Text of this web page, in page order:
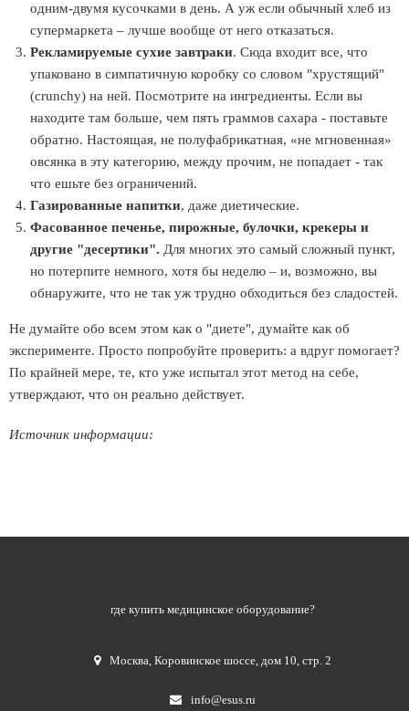
одним-двумя кусочками в день. А уж если обычный хлеб из
супермаркета – лучше вообще от него отказаться.
Рекламируемые сухие завтраки. Сюда входит все, что
упаковано в симпатичную коробку со словом "хрустящий"
(crunchy) на ней. Посмотрите на ингредиенты. Если вы
находите там больше, чем пять граммов сахара - поставьте
обратно. Настоящая, не полуфабрикатная, «не мгновенная»
овсянка в эту категорию, между прочим, не попадает - так
что ешьте без ограничений.
Газированные напитки, даже диетические.
Фасованное печенье, пирожные, булочки, крекеры и
другие "десертики". Для многих это самый сложный пункт,
но потерпите немного, хотя бы неделю – и, возможно, вы
обнаружите, что не так уж трудно обходиться без сладостей.
Не думайте обо всем этом как о "диете", думайте как об
эксперименте. Просто попробуйте проверить: а вдруг помогает?
По крайней мере, те, кто уже испытал этот метод на себе,
утверждают, что он реально действует.
Источник информации:
где купить медицинское оборудование?
Москва,Коровинское шоссе, дом 10, стр. 2
info@esus.ru